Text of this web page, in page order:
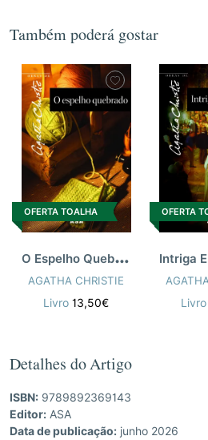
Também poderá gostar
OFERTA TOALHA
O
Espelho Quebrado
AGATHA CHRISTIE
Livro13,50€
OFERTA
Livro
Detalhes do Artigo
ISBN: 9789892369143
Editor: ASA
Data de publicação: junho 2026